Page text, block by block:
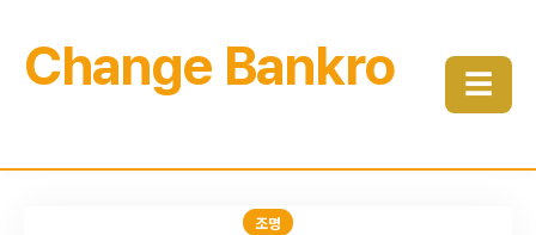
Change Bankro ☰
조명